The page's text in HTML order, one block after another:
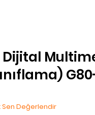
Sen Değerlendir